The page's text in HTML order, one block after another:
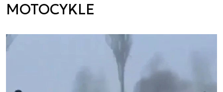
MOTOCYKLE